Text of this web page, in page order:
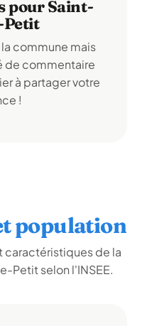
pour Saint-
Petit
commune mais
de commentaire
à partager votre
!
population
de la
Petit selon l'INSEE.